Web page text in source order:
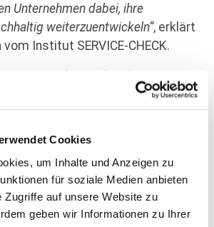
Cookies
um Inhalte und Anzeigen zu
für soziale Medien anbieten
Zugriffe auf unsere Website zu
geben wir Informationen zu Ihrer
Unternehmen dabei, ihre
weiterzuentwickeln“, erklärt
Institut SERVICE-CHECK.
Kunden stehen im
begrüßt die Zusammenarbeit mit
seit jeher im Mittelpunkt
Die Rückmeldungen aus den
uns dabei, ihre Erwartungen noch
und unsere Leistungen